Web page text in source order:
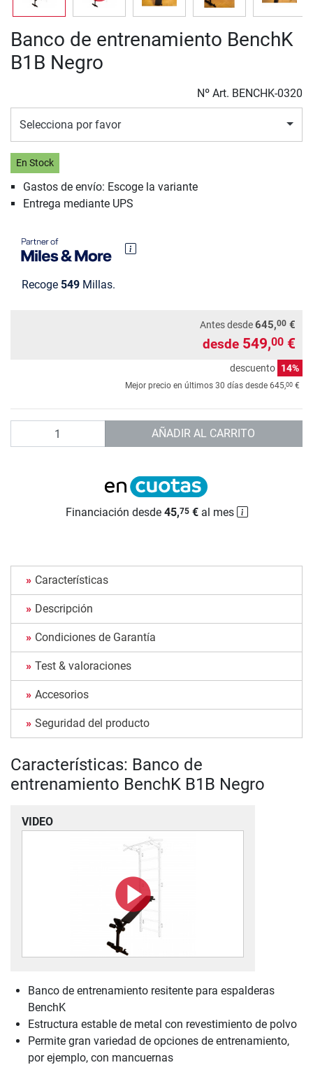
Banco de entrenamiento BenchK
B1B Negro
Nº Art. BENCHK-0320
Selecciona por favor
En Stock
Gastos de envío: Escoge la variante
Entrega mediante UPS
Recoge 549 Millas.
Antes desde645,00 €
desde 549,00 €
descuento 14%
Mejor precio en últimos 30 días desde 645,00 €
AÑADIR AL CARRITO
Financiación desde 45,75€al mes
Características
Descripción
Condiciones de Garantía
Test & valoraciones
Accesorios
Seguridad del producto
Características: Banco de
entrenamiento BenchK B1B Negro
VIDEO
Banco de entrenamiento resitente para espalderas
BenchK
Estructura estable de metal con revestimiento de polvo
Permite gran variedad de opciones de entrenamiento,
por ejemplo, con mancuernas